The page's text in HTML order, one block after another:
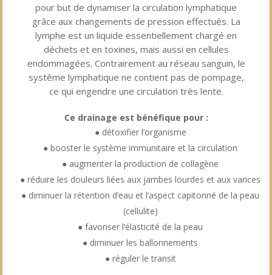
pour but de dynamiser la circulation lymphatique
grâce aux changements de pression effectués. La
lymphe est un liquide essentiellement chargé en
déchets et en toxines, mais aussi en cellules
endommagées. Contrairement au réseau sanguin, le
système lymphatique ne contient pas de pompage,
ce qui engendre une circulation très lente.
Ce drainage est bénéfique pour :
● détoxifier l’organisme
● booster le système immunitaire et la circulation
● augmenter la production de collagène
● réduire les douleurs liées aux jambes lourdes et aux varices
● diminuer la rétention d’eau et l’aspect capitonné de la peau
(cellulite)
● favoriser l’élasticité de la peau
● diminuer les ballonnements
● réguler le transit